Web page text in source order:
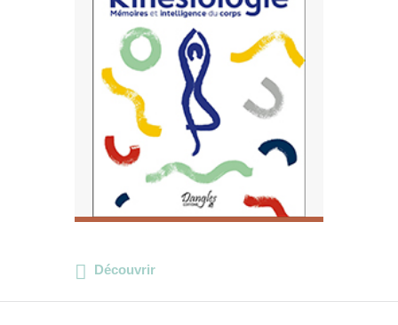
Découvrir